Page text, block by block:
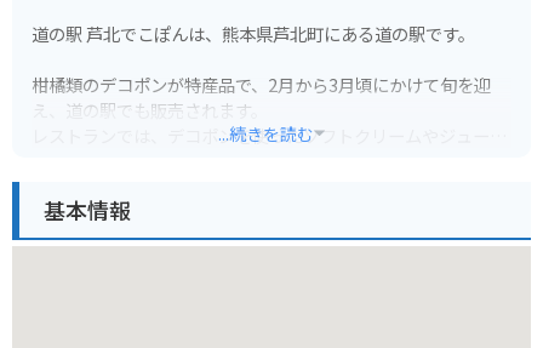
道の駅 芦北でこぽんは、熊本県芦北町にある道の駅です。
柑橘類のデコポンが特産品で、2月から3月頃にかけて旬を迎
え、道の駅でも販売されます。
レストランでは、デコポンを使ったソフトクリームやジュース
発信する観光案内所などがあります。
...続きを読む
基本情報